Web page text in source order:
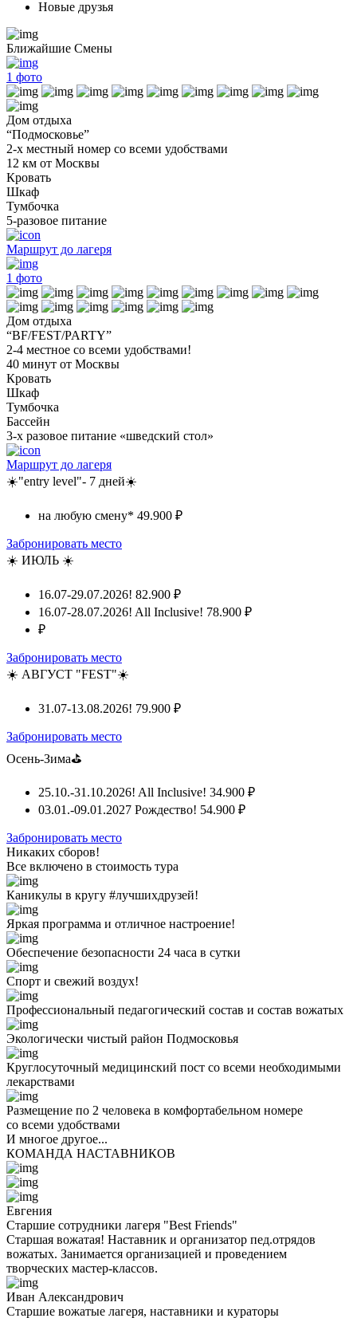
Новые друзья
Ближайшие Смены
1 фото
Дом отдыха
“Подмосковье”
2-х местный номер со всеми удобствами
12 км от Москвы
Кровать
Шкаф
Тумбочка
5-разовое питание
Маршрут до лагеря
1 фото
Дом отдыха
“BF/FEST/PARTY”
2-4 местное со всеми удобствами!
40 минут от Москвы
Кровать
Шкаф
Тумбочка
Бассейн
3-х разовое питание «шведский стол»
Маршрут до лагеря
☀️"entry level"- 7 дней☀️
на любую смену* 49.900 ₽
Забронировать место
☀️ ИЮЛЬ ☀️
16.07-29.07.2026! 82.900 ₽
16.07-28.07.2026! All Inclusive! 78.900 ₽
₽
Забронировать место
☀️ АВГУСТ "FEST"☀️
31.07-13.08.2026! 79.900 ₽
Забронировать место
Осень-Зима⛳
25.10.-31.10.2026! All Inclusive! 34.900 ₽
03.01.-09.01.2027 Рождество! 54.900 ₽
Забронировать место
Никаких сборов!
Все включено в стоимость тура
Каникулы в кругу #лучшихдрузей!
Яркая программа и отличное настроение!
Обеспечение безопасности 24 часа в сутки
Спорт и свежий воздух!
Профессиональный педагогический состав и состав вожатых
Экологически чистый район Подмосковья
Круглосуточный медицинский пост со всеми необходимыми
лекарствами
Размещение по 2 человека в комфортабельном номере
со всеми удобствами
И многое другое...
КОМАНДА НАСТАВНИКОВ
Евгения
Старшие сотрудники лагеря "Best Friends"
Старшая вожатая! Наставник и организатор пед.отрядов
вожатых. Занимается организацией и проведением
творческих мастер-классов.
Иван Александрович
Старшие вожатые лагеря, наставники и кураторы